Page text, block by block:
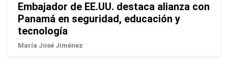
Embajador de EE.UU. destaca alianza con
Panamá en seguridad, educación y
tecnología
María José Jiménez